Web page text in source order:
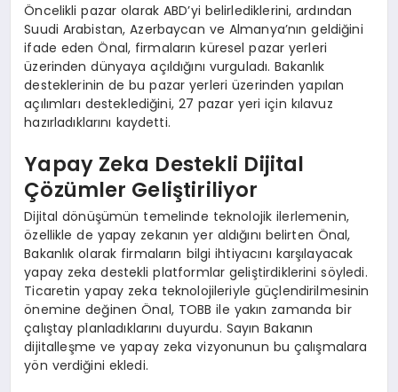
Öncelikli pazar olarak ABD’yi belirlediklerini, ardından
Suudi Arabistan, Azerbaycan ve Almanya’nın geldiğini
ifade eden Önal, firmaların küresel pazar yerleri
üzerinden dünyaya açıldığını vurguladı. Bakanlık
desteklerinin de bu pazar yerleri üzerinden yapılan
açılımları desteklediğini, 27 pazar yeri için kılavuz
hazırladıklarını kaydetti.
Yapay Zeka Destekli Dijital
Çözümler Geliştiriliyor
Dijital dönüşümün temelinde teknolojik ilerlemenin,
özellikle de yapay zekanın yer aldığını belirten Önal,
Bakanlık olarak firmaların bilgi ihtiyacını karşılayacak
yapay zeka destekli platformlar geliştirdiklerini söyledi.
Ticaretin yapay zeka teknolojileriyle güçlendirilmesinin
önemine değinen Önal, TOBB ile yakın zamanda bir
çalıştay planladıklarını duyurdu. Sayın Bakanın
dijitalleşme ve yapay zeka vizyonunun bu çalışmalara
yön verdiğini ekledi.